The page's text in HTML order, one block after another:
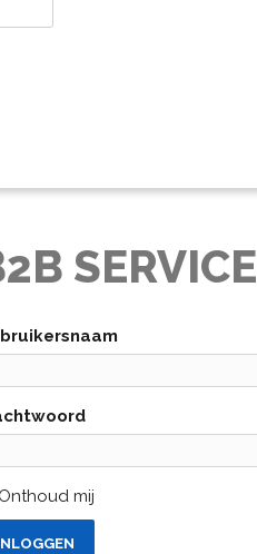
SERVICE
Onthoud mij